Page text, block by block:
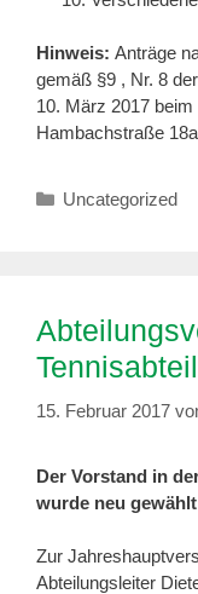
Hinweis: Anträge
gemäß §9 , Nr. 8
10. März 2017
Hambachstraße
Kategorien
Uncategorized
15. Februar 2017
Der Vorstand in
wurde neu
Zur
Abteilungsleiter